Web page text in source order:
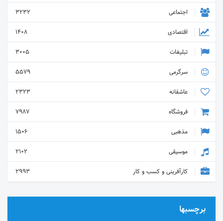
اجتماعی
3232
اقتصادی
1408
تبلیغات
3005
سرگرمی
5579
عاشقانه
2323
فروشگاه
7987
مذهبی
1506
موسیقی
2102
کارآفرینی و کسب و کار
2993
برچسبها